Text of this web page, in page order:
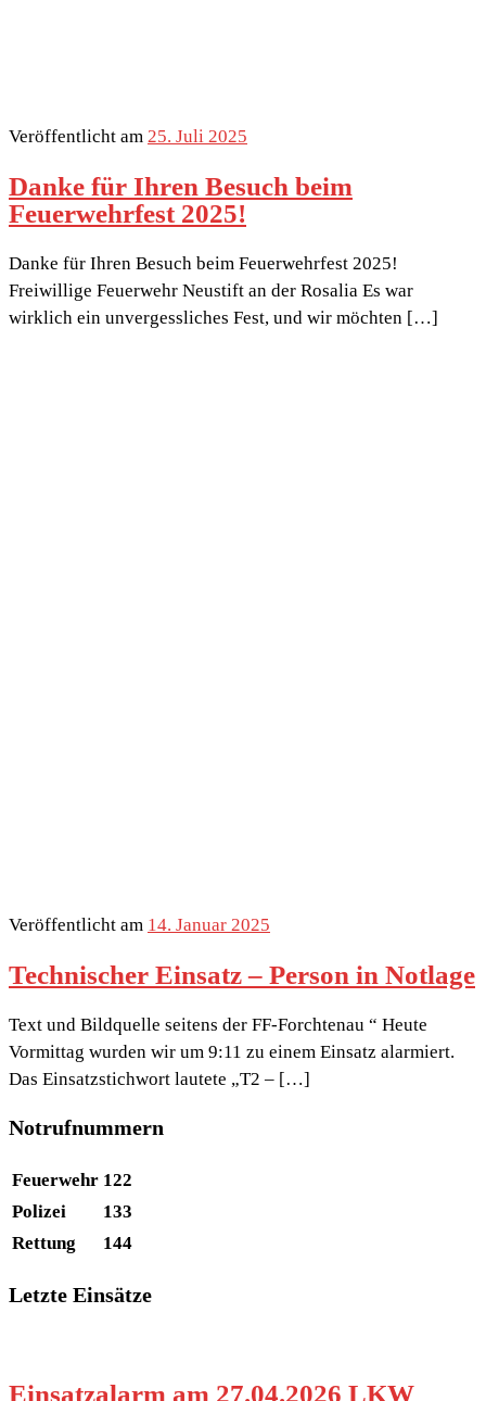
Veröffentlicht am 25. Juli 2025
Danke für Ihren Besuch beim
Feuerwehrfest 2025!
Danke für Ihren Besuch beim Feuerwehrfest 2025!
Freiwillige Feuerwehr Neustift an der Rosalia Es war
wirklich ein unvergessliches Fest, und wir möchten […]
Veröffentlicht am 14. Januar 2025
Technischer Einsatz – Person in Notlage
Text und Bildquelle seitens der FF-Forchtenau “ Heute
Vormittag wurden wir um 9:11 zu einem Einsatz alarmiert.
Das Einsatzstichwort lautete „T2 – […]
Notrufnummern
Feuerwehr 122
Polizei
133
Rettung
144
Letzte Einsätze
Einsatzalarm am 27.04.2026 LKW